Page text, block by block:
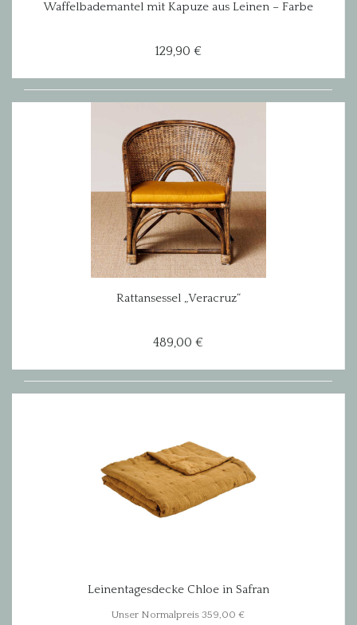
Waffelbademantel mit Kapuze aus Leinen – Farbe
129,90 €
Rattansessel „Veracruz“
489,00 €
Leinentagesdecke Chloe in Safran
Unser Normalpreis 359,00 €